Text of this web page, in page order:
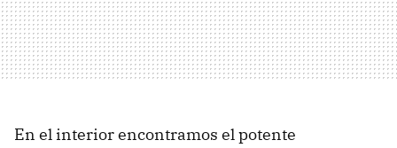
En el interior encontramos el potente